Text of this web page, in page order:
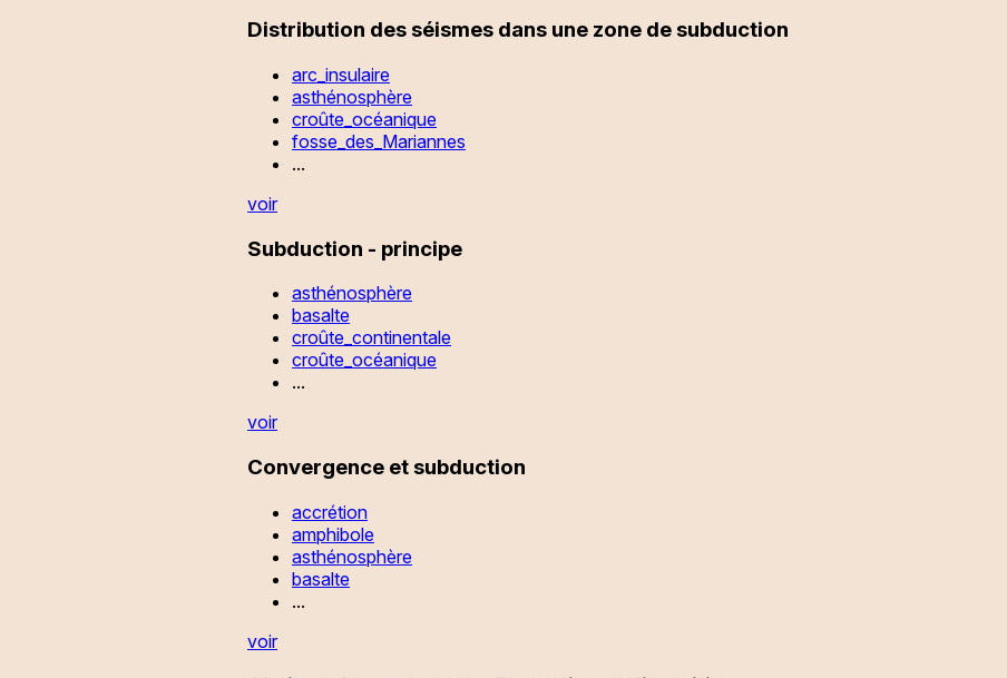
Distribution des séismes dans une zone de subduction
arc_insulaire
asthénosphère
croûte_océanique
fosse_des_Mariannes
...
voir
Subduction - principe
asthénosphère
basalte
croûte_continentale
croûte_océanique
...
voir
Convergence et subduction
accrétion
amphibole
asthénosphère
basalte
...
voir